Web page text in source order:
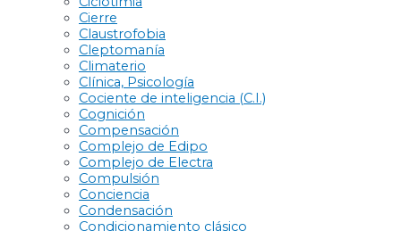
Cierre
Claustrofobia
Cleptomanía
Climaterio
Clínica, Psicología
Cociente de inteligencia (C.I.)
Cognición
Compensación
Complejo de Edipo
Complejo de Electra
Compulsión
Conciencia
Condensación
Condicionamiento clásico